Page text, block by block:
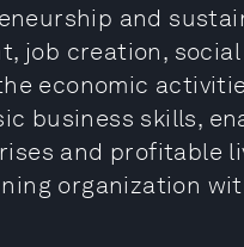
and
job creation,
economic
business skills,
and profitable
organization